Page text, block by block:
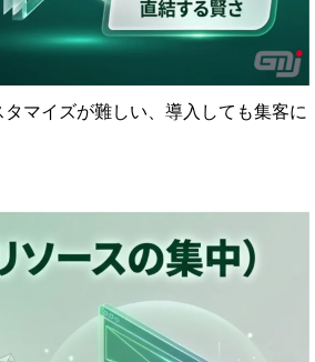
マイズが難しい、導入しても集客に